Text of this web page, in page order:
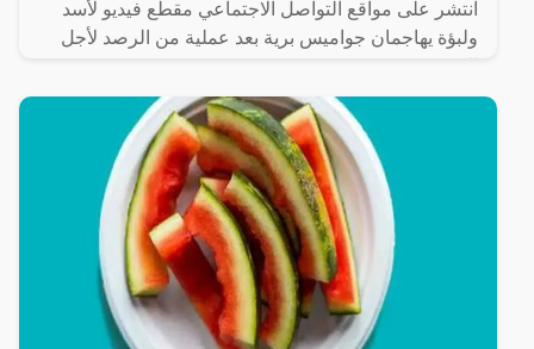
انتشر على مواقع التواصل الاجتماعي مقطع فيديو لأسد
ولبؤة يهاجمان جواميس برية بعد عملية من الرصد لأجل